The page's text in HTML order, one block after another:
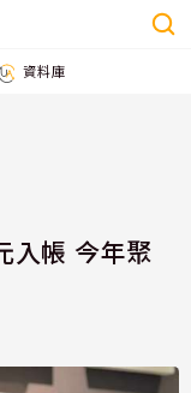
資料庫
入帳 今年聚